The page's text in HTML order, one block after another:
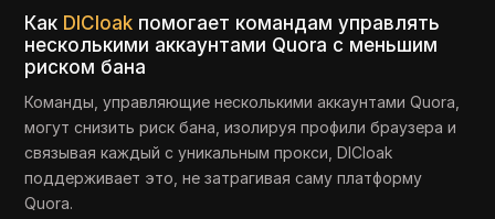
Как DICloak помогает командам управлять
несколькими аккаунтами Quora с меньшим
риском бана
Команды, управляющие несколькими аккаунтами Quora,
могут снизить риск бана, изолируя профили браузера и
связывая каждый с уникальным прокси, DICloak
поддерживает это, не затрагивая саму платформу
Quora.